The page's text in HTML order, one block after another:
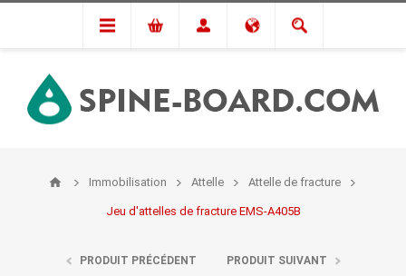
Immobilisation Attelle Attelle de fracture
Jeu d'attelles de fracture EMS-A405B
PRODUIT PRÉCÉDENT PRODUIT SUIVANT